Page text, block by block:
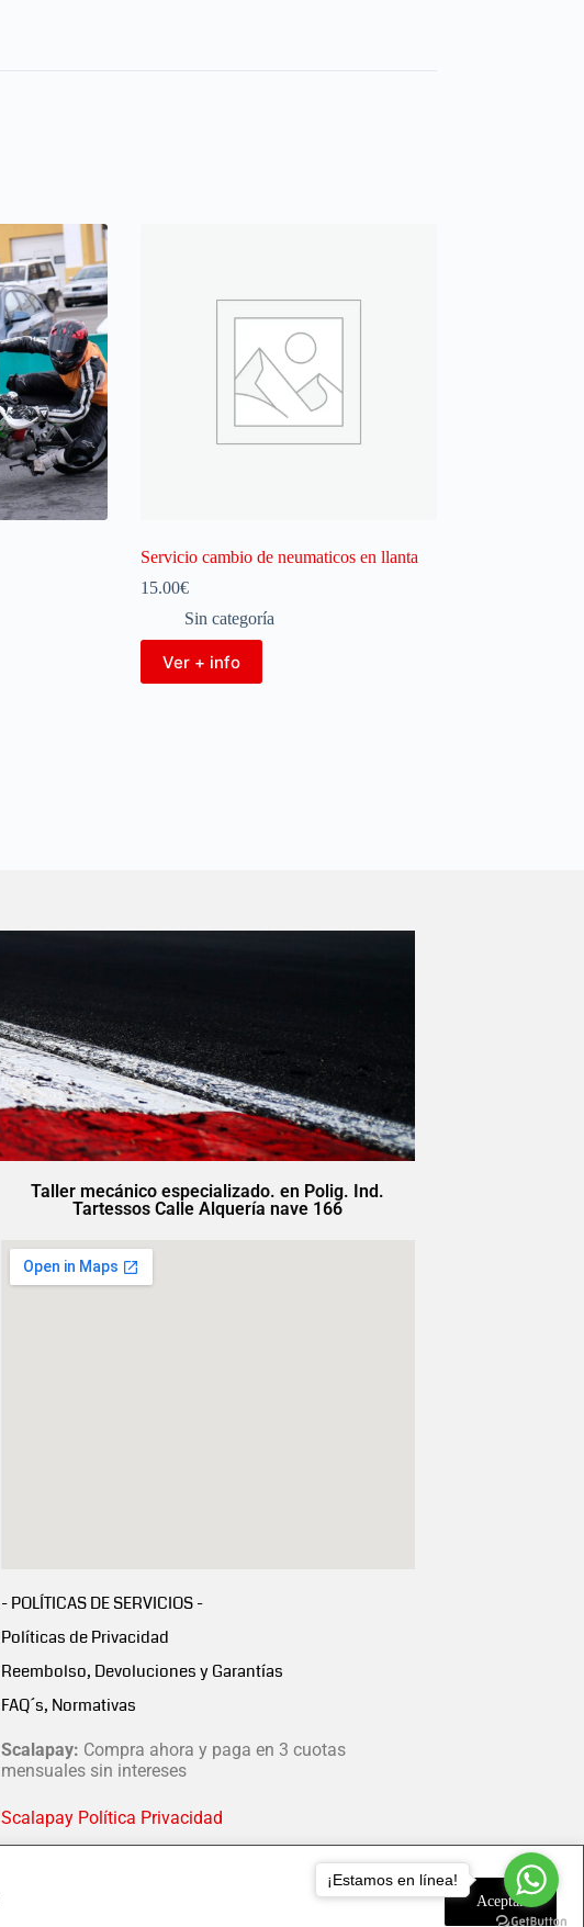
Aceptar
Servicio cambio de neumaticos en llanta
15.00€
Sin categoría
Ver + info
Taller mecánico especializado. en Polig. Ind.
Tartessos Calle Alquería nave 166
- POLÍTICAS DE SERVICIOS -
Políticas de Privacidad
Reembolso, Devoluciones y Garantías
FAQ´s, Normativas
Scalapay: Compra ahora y paga en 3 cuotas
mensuales sin intereses
Scalapay Política Privacidad
¡Estamos en línea!